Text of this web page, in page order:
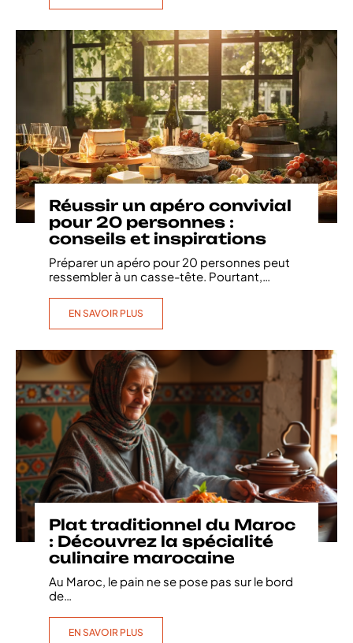
Réussir un apéro convivial
pour 20 personnes :
conseils et inspirations
Préparer un apéro pour 20 personnes peut
ressembler à un casse-tête. Pourtant,
EN SAVOIR PLUS
Plat traditionnel du Maroc
: Découvrez la spécialité
culinaire marocaine
Au Maroc, le pain ne se pose pas sur le bord
de…
EN SAVOIR PLUS